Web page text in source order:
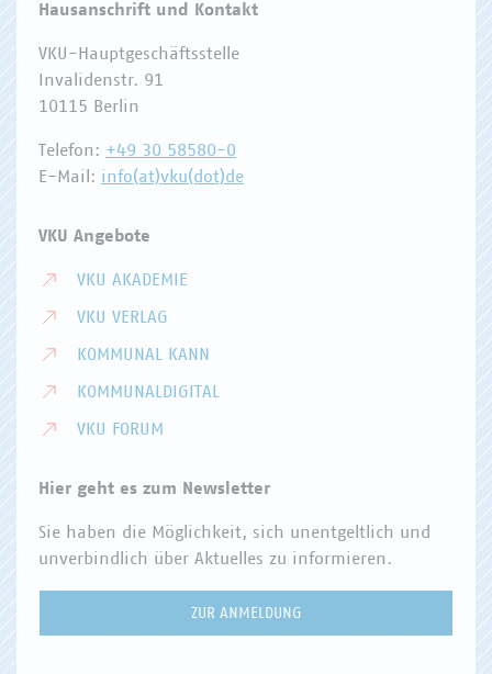
Hausanschrift und Kontakt
VKU-Hauptgeschäftsstelle
Invalidenstr. 91
10115 Berlin
Telefon: +49 30 58580-0
E-Mail: info(at)vku(dot)de
VKU Angebote
VKU AKADEMIE
VKU VERLAG
KOMMUNAL KANN
KOMMUNALDIGITAL
VKU FORUM
Hier geht es zum Newsletter
Sie haben die Möglichkeit, sich unentgeltlich und
unverbindlich über Aktuelles zu informieren.
ZUR ANMELDUNG